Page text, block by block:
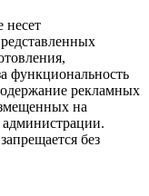
несет
функциональность
рекламных
на
администрации.
без